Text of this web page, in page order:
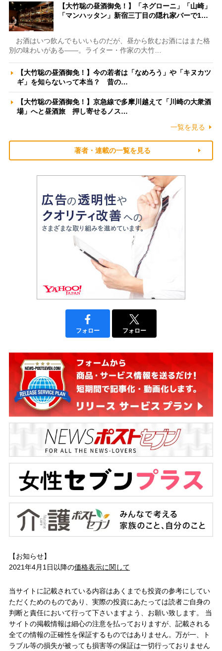
【大竹聡の昼酒御免！】「ネグローニ」「山崎」
「マンハッタン」新宿三丁目の隠れ家バーで1…
お酒はいつ飲んでもいいものだが、昼から飲むお酒にはまた格
別の味わいがある――。ライター・作家の大竹…
【大竹聡の昼酒御免！】今の若者は「なめろう」や「キヌカツ
ギ」を知らないって本当？ 昔の…
【大竹聡の昼酒御免！】京急線で多摩川越えて「川崎の大衆酒
場」へと昼酒旅 押し寄せるノス…
一覧を見る
著者・連載の一覧を見る
フォロー フォロー
【お知らせ】
2021年4月1日以降の価格表示に関して
当サイトに記載されている内容はあくまでも投資の参考にしてい
ただくためのものであり、実際の投資にあたっては読者ご自身の
判断と責任において行って下さいますよう、お願い致します。 当
サイトの掲載情報は細心の注意を払っておりますが、記載される
全ての情報の正確性を保証するものではありません。万が一、ト
ラブル等の損失が被っても損害等の保証は一切行っておりません